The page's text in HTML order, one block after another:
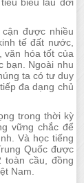
biểu lâu đời
được nhiều
tế đất nước,
văn hóa tốt của
bạn. Ngoài nhu
ta có tư duy
đa dạng chủ
trong thời kỳ
vững chắc để
Và học tiếng
Quốc được
cầu, đồng
Nam.